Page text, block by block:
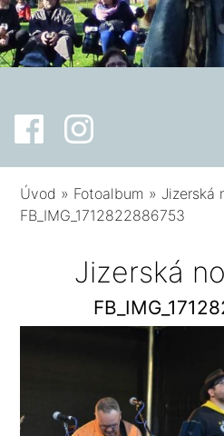
Úvod » Fotoalbum » Jizerská
FB_IMG_1712822886753
Jizerská